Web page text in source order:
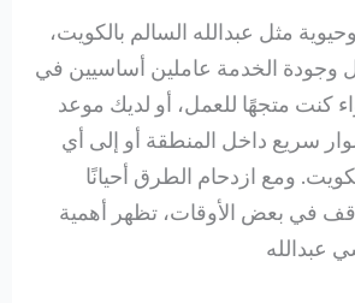
مثل عبدالله السالم بالكويت،
وجودة الخدمة عاملين أساسيين في
كنت متجهًا للعمل، أو لديك موعد
سريع داخل المنطقة أو إلى أي
ومع ازدحام الطرق أحيانًا
في بعض الأوقات، تظهر أهمية
عبدالله